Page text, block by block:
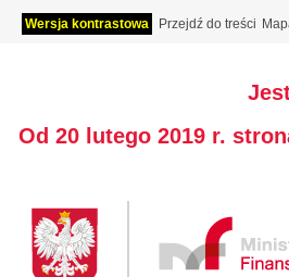
Wersja kontrastowa Przejdź do treści
Od 20 lutego 2019 r.